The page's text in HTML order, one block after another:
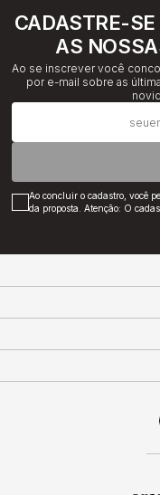
CADASTRE-SE
AS
Ao se inscrever você
por e-mail sobre as
Ao concluir o cadastro, você
da proposta. Atenção: O